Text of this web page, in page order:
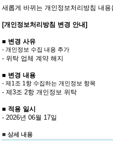
새롭게 바뀌는 개인정보처리방침 내
[개인정보처리방침 변경 안내]
■ 변경 사유
- 개인정보 수집 내용 추가
- 위탁 업체 계약 해지
■ 변경 내용
- 제1조 1항 수집하는 개인정보 항목
- 제3조 2항 개인정보 위탁
■ 적용 일시
- 2026년 06월 17일
■ 상세 내용